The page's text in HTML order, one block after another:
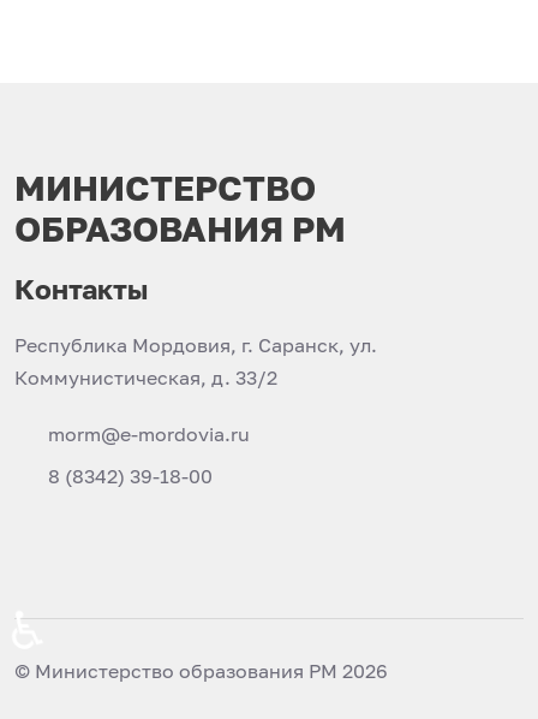
МИНИСТЕРСТВО
ОБРАЗОВАНИЯ РМ
Контакты
Республика Мордовия, г. Саранск, ул.
Коммунистическая, д. 33/2
morm@e-mordovia.ru
8 (8342) 39-18-00
© Министерство образования РМ 2026